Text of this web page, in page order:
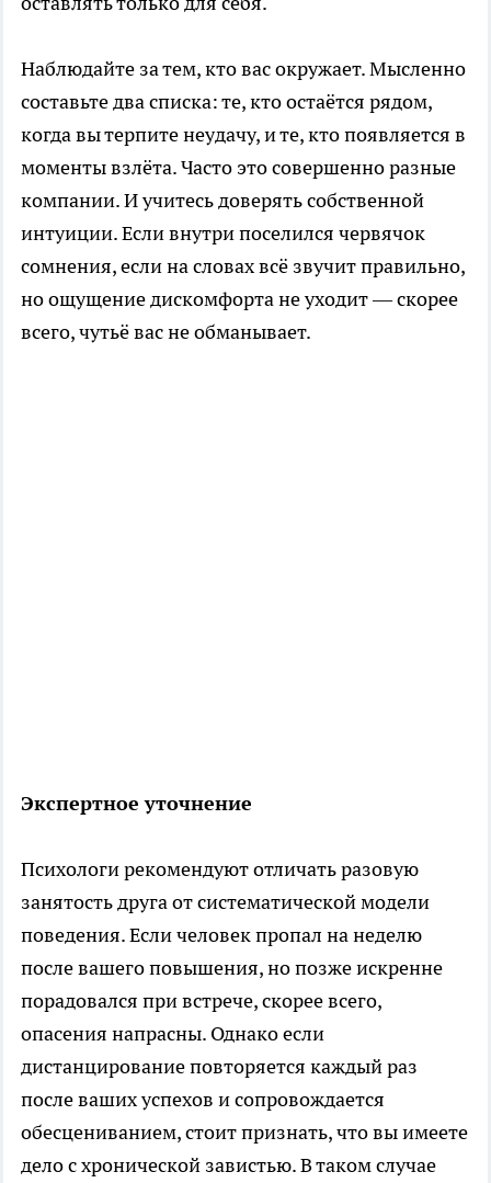
Наблюдайте за тем, кто вас окружает. Мысленно
составьте два списка: те, кто остаётся рядом,
когда вы терпите неудачу, и те, кто появляется в
моменты взлёта. Часто это совершенно разные
компании. И учитесь доверять собственной
интуиции. Если внутри поселился червячок
сомнения, если на словах всё звучит правильно,
но ощущение дискомфорта не уходит — скорее
всего, чутьё вас не обманывает.
Экспертное уточнение
Психологи рекомендуют отличать разовую
занятость друга от систематической модели
поведения. Если человек пропал на неделю
после вашего повышения, но позже искренне
порадовался при встрече, скорее всего,
опасения напрасны. Однако если
дистанцирование повторяется каждый раз
после ваших успехов и сопровождается
обесцениванием, стоит признать, что вы имеете
дело с хронической завистью. В таком случае